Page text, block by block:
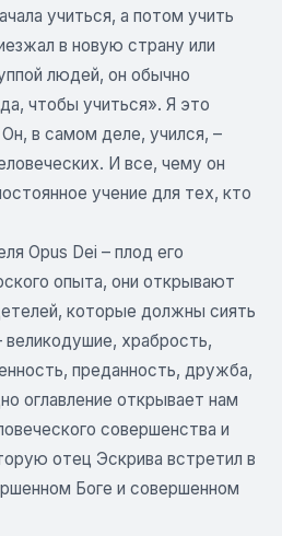
учиться, а потом учить
в новую страну или
людей, он обычно
чтобы учиться». Я это
в самом деле, учился, –
И все, чему он
учение для тех, кто
Opus Dei – плод его
опыта, они открывают
которые должны сиять
великодушие, храбрость,
преданность, дружба,
оглавление открывает нам
совершенства и
отец Эскрива встретил в
Боге и совершенном